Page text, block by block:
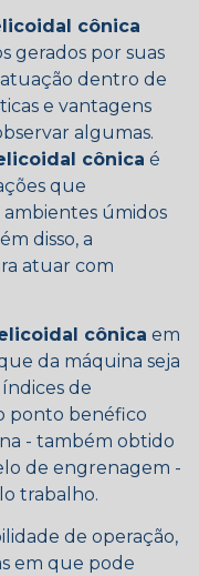
cônica
gerados por suas
dentro de
e vantagens
algumas.
cônica é
que
úmidos
disso, a
atuar com
cônica em
da máquina seja
de
ponto benéfico
- também obtido
de engrenagem -
trabalho.
de operação,
em que pode